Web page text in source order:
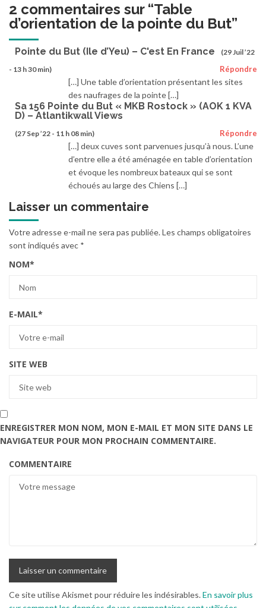
2 commentaires sur “Table
d’orientation de la pointe du But”
Pointe du But (Ile d’Yeu) – C'est En France
(29 Juil ’22
- 13 h 30 min)
Répondre
[…] Une table d’orientation présentant les sites
des naufrages de la pointe […]
Sa 156 Pointe du But « MKB Rostock » (AOK 1 KVA
D) – Atlantikwall Views
(27 Sep ’22 - 11 h 08 min) Répondre
[…] deux cuves sont parvenues jusqu’à nous. L’une
d’entre elle a été aménagée en table d’orientation
et évoque les nombreux bateaux qui se sont
échoués au large des Chiens […]
Laisser un commentaire
Votre adresse e-mail ne sera pas publiée.Les champs obligatoires
sont indiqués avec *
NOM*
E-MAIL*
SITE WEB
ENREGISTRER MON NOM, MON E-MAIL ET MON SITE DANS LE
NAVIGATEUR POUR MON PROCHAIN COMMENTAIRE.
COMMENTAIRE
Ce site utilise Akismet pour réduire les indésirables.En savoir plus